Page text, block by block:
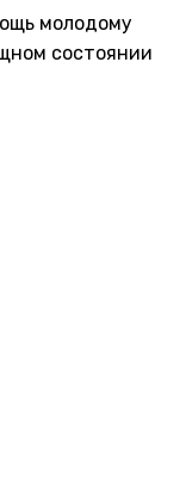
молодому
состоянии